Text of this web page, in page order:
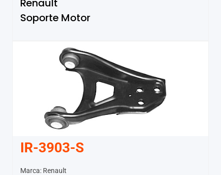
Renault
Soporte Motor
IR-3903-S
Marca: Renault